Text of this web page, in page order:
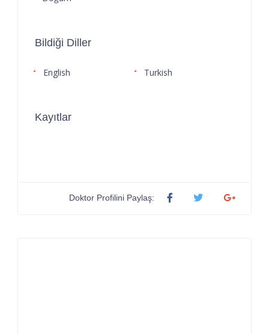
Bildiği Diller
English Turkish
Kayıtlar
Doktor Profilini Paylaş: